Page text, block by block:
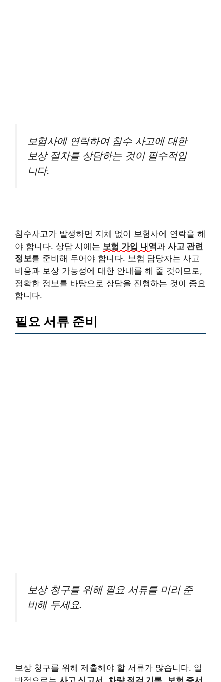
보험사에 연락하여 침수 사고에 대한
보상 절차를 상담하는 것이 필수적입
니다.
침수사고가 발생하면 지체 없이 보험사에 연락을 해
야 합니다. 상담 시에는 보험 가입 내역과 사고 관련
정보를 준비해 두어야 합니다. 보험 담당자는 사고
비용과 보상 가능성에 대한 안내를 해 줄 것이므로,
정확한 정보를 바탕으로 상담을 진행하는 것이 중요
합니다.
필요 서류 준비
보상 청구를 위해 필요 서류를 미리 준
비해 두세요.
보상 청구를 위해 제출해야 할 서류가 많습니다. 일
반적으로는 사고 신고서 차량 점검 기록 보험 증서